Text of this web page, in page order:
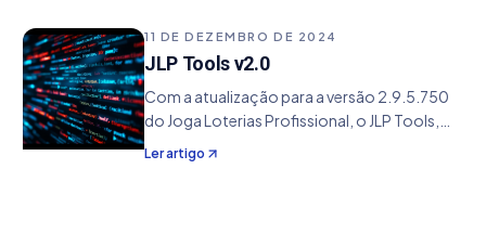
11 DE DEZEMBRO DE 2024
JLP Tools v2.0
Com a atualização para a versão 2.9.5.750
do Joga Loterias Profissional, o JLP Tools,
um programa de linha de comando para
gerenciar recursos básicos do software, foi
Ler artigo